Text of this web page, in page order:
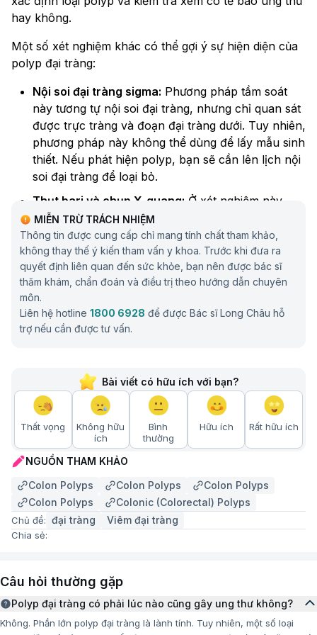
hay không.
Một số xét nghiệm khác có thể gợi ý sự hiện diện của
polyp đại tràng:
Nội soi đại tràng sigma: Phương pháp tầm soát
này tương tự nội soi đại tràng, nhưng chỉ quan sát
được trực tràng và đoạn đại tràng dưới. Tuy nhiên,
phương pháp này không thể dùng để lấy mẫu sinh
thiết. Nếu phát hiện polyp, bạn sẽ cần lên lịch nội
soi đại tràng để loại bỏ.
Thụt bari và chụp X-quang: Ở xét nghiệm này,
bác sĩ sẽ bơm chất cản quang bari dạng lỏng vào
trực tràng, sau đó dùng máy X-quang đặc biệt để
chụp hình ảnh đại tràng. Bari giúp đại tràng hiện
lên màu trắng trên phim. Vì polyp hiện màu tối
nên sẽ dễ dàng nhận ra trên nền trắng.
Chụp CT-scanđại tràng:Thủ thuật này dùng máy
CT để tạo ảnh của đại tràng và trực tràng. Sau khi
đôi khi được gọi là nội soi đại tràng ảo. Phương
pháp này có thể cho thấy tình trạng mô bị sưng,
khối u, vết loét và polyp.
Xét nghiệm phân:
Bác sĩ sẽ đưa cho bạn bộ dụng
cụ và hướng dẫn cách lấy mẫu phân. Bạn sẽ gửi
mẫu về phòng khám để phân tích, đặc biệt là để
kiểm tra xem có tình trạng chảy máu vi thể hay
không. Xét nghiệm này sẽ phát hiện máu trong
phân - một dấu hiệu có thể liên quan đến polyp.
MIỄN TRỪ TRÁCH NHIỆM
Thông tin được cung cấp chỉ mang tính chất tham khảo,
không thay thế ý kiến tham vấn y khoa. Trước khi đưa ra
quyết định liên quan đến sức khỏe, bạn nên được bác sĩ
thăm khám, chẩn đoán và điều trị theo hướng dẫn chuyên
môn.
Liên hệ hotline 1800 6928 để được Bác sĩ Long Châu hỗ
trợ nếu cần được tư vấn.
Bài viết có hữu ích với bạn?
Thất vọng
Không hữu
ích
Bình
thường
Hữu ích Rất hữu ích
NGUỒN THAM KHẢO
Colon Polyps
Colon Polyps
Colon Polyps
Colon Polyps
Colonic (Colorectal) Polyps
Chủ đề: đại tràng Viêm đại tràng
Chia sẻ:
Câu hỏi thường gặp
Polyp đại tràng có phải lúc nào cũng gây ung thư không?
Không. Phần lớn polyp đại tràng là lành tính. Tuy nhiên, một số loại